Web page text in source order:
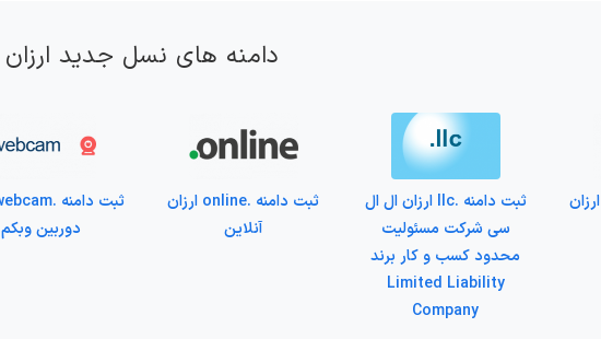
دامنه های نسل جدید ارزان
ثبت دامنه .coffee ارزان
ثبت دامنه .llc ارزان ال ال
سی شرکت مسئولیت
محدود کسب و کار برند
Limited Liability
Company
ثبت دامنه .online ارزان
آنلاین
دوربین وبکم